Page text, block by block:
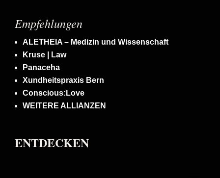
Empfehlungen
ALETHEIA – Medizin und Wissenschaft
Kruse | Law
Panaceha
Xundheitspraxis Bern
Conscious:Love
WEITERE ALLIANZEN
ENTDECKEN